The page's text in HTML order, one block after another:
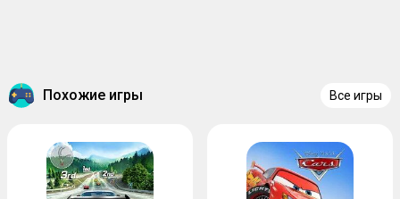
Похожие игры Все игры